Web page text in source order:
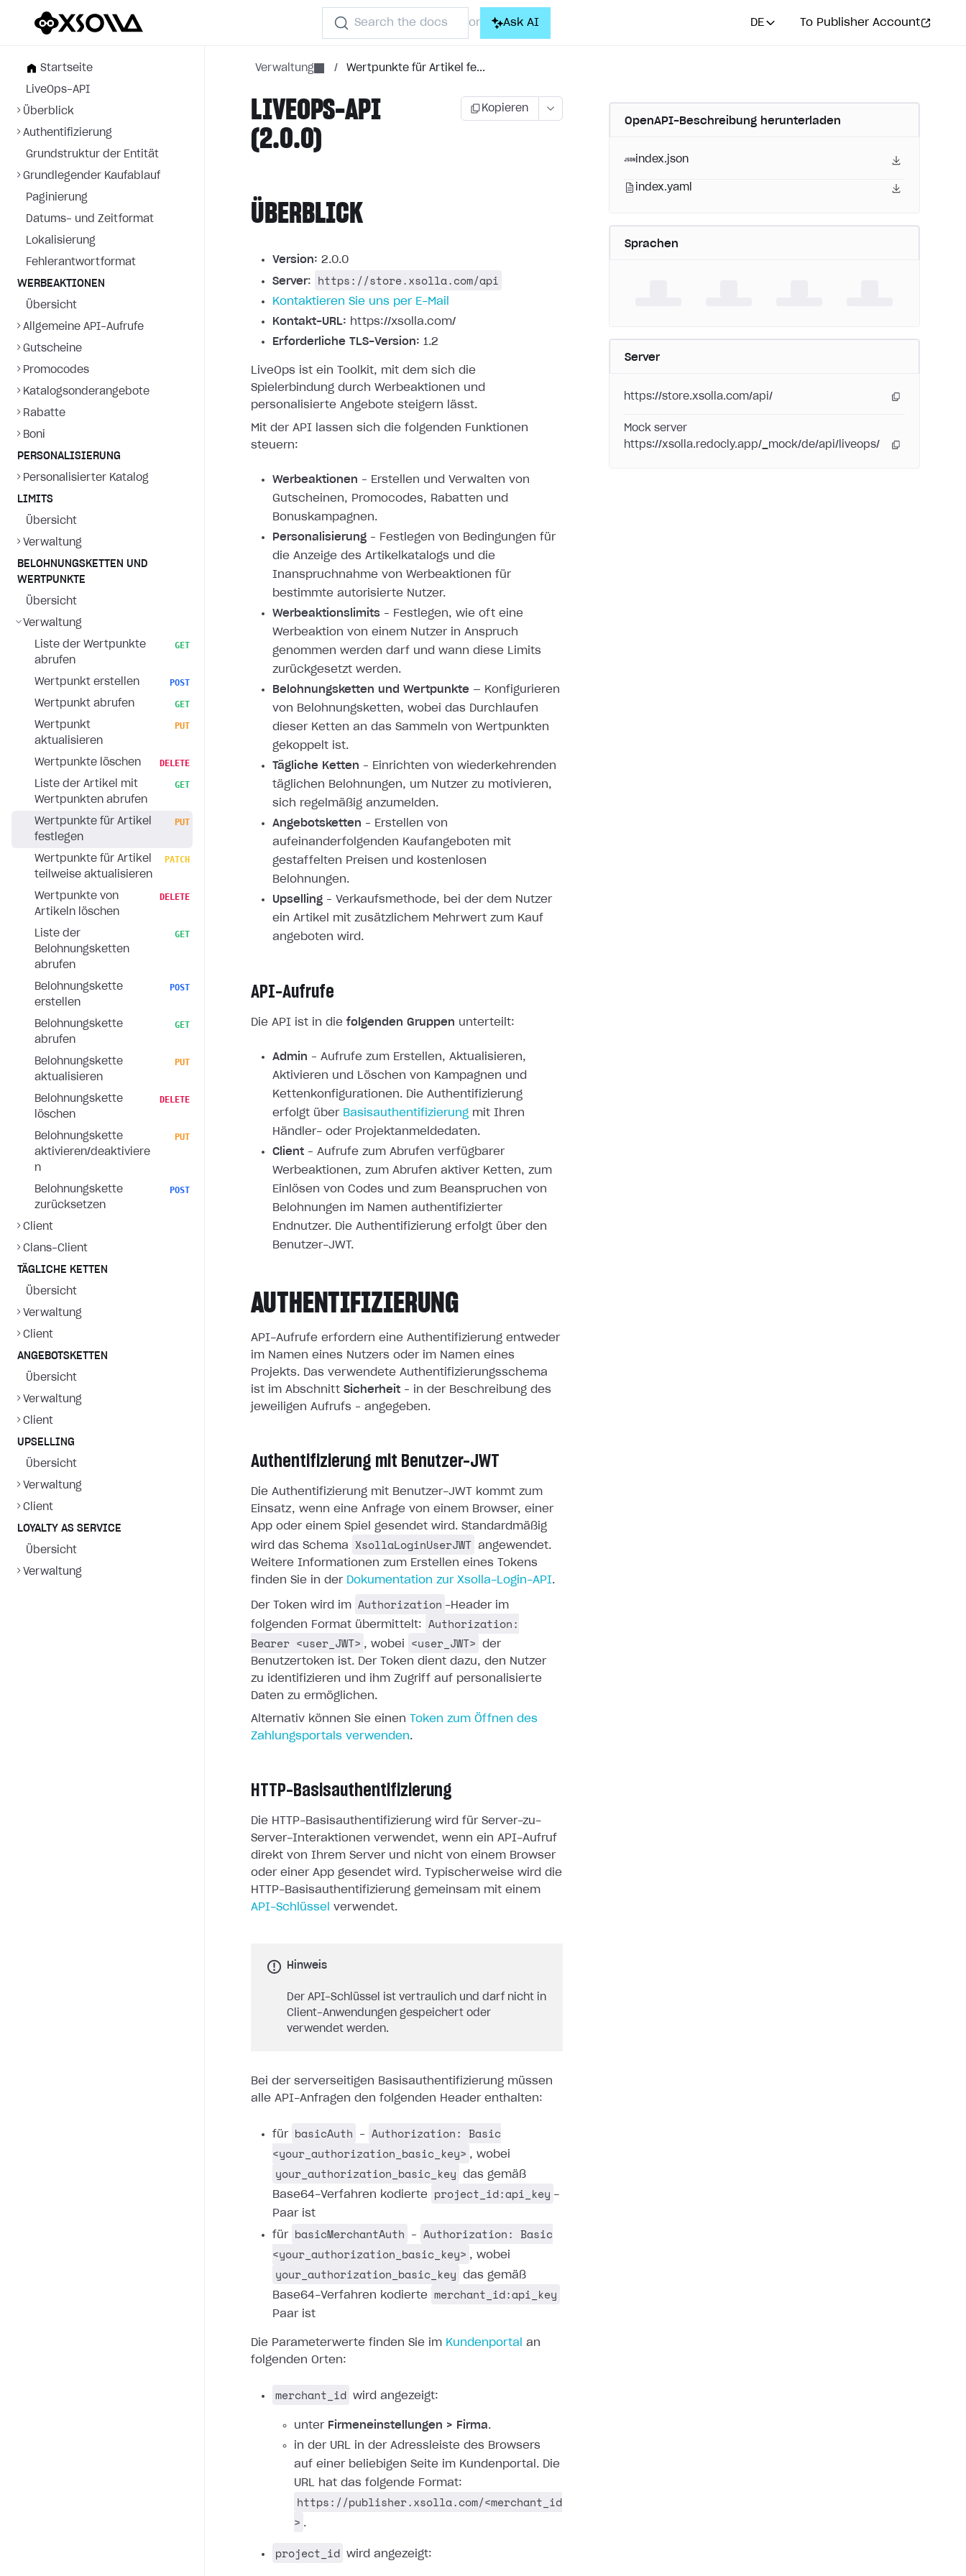
Search the docs or Ask AI DE To Publisher Account
Startseite
LiveOps-API
Überblick
Authentifizierung
Grundstruktur der Entität
Grundlegender Kaufablauf
Paginierung
Datums- und Zeitformat
Lokalisierung
Fehlerantwortformat
WERBEAKTIONEN
Übersicht
Allgemeine API-Aufrufe
Gutscheine
Promocodes
Katalogsonderangebote
Rabatte
Boni
PERSONALISIERUNG
Personalisierter Katalog
LIMITS
Übersicht
Verwaltung
BELOHNUNGSKETTEN UND
WERTPUNKTE
Übersicht
Verwaltung
Liste der Wertpunkte
abrufen
GET
Wertpunkt erstellen POST
Wertpunkt abrufen GET
Wertpunkt
aktualisieren
PUT
Wertpunkte löschen DELETE
Liste der Artikel mit
Wertpunkten abrufen
GET
Wertpunkte für Artikel
festlegen
PUT
Wertpunkte für Artikel
teilweise aktualisieren
PATCH
Wertpunkte von
Artikeln löschen
DELETE
Liste der
Belohnungsketten
abrufen
GET
Belohnungskette
erstellen
POST
Belohnungskette
abrufen
GET
Belohnungskette
aktualisieren
PUT
Belohnungskette
löschen
DELETE
Belohnungskette
aktivieren/deaktiviere
n
PUT
Belohnungskette
zurücksetzen
POST
Client
Clans-Client
TÄGLICHE KETTEN
Übersicht
Verwaltung
Client
ANGEBOTSKETTEN
Übersicht
Verwaltung
Client
UPSELLING
Übersicht
Verwaltung
Client
LOYALTY AS SERVICE
Übersicht
Verwaltung
Verwaltung / Wertpunkte für Artikel fe...
LIVEOPS-API
(2.0.0)
Kopieren
ÜBERBLICK
Version: 2.0.0
Server: https://store.xsolla.com/api
Kontaktieren Sie uns per E-Mail
Kontakt-URL: https://xsolla.com/
Erforderliche TLS-Version: 1.2
LiveOps ist ein Toolkit, mit dem sich die
Spielerbindung durch Werbeaktionen und
personalisierte Angebote steigern lässt.
Mit der API lassen sich die folgenden Funktionen
steuern:
Werbeaktionen – Erstellen und Verwalten von
Gutscheinen, Promocodes, Rabatten und
Bonuskampagnen.
Personalisierung – Festlegen von Bedingungen für
die Anzeige des Artikelkatalogs und die
Inanspruchnahme von Werbeaktionen für
bestimmte autorisierte Nutzer.
Werbeaktionslimits – Festlegen, wie oft eine
Werbeaktion von einem Nutzer in Anspruch
genommen werden darf und wann diese Limits
zurückgesetzt werden.
Belohnungsketten und Wertpunkte — Konfigurieren
von Belohnungsketten, wobei das Durchlaufen
dieser Ketten an das Sammeln von Wertpunkten
gekoppelt ist.
Tägliche Ketten – Einrichten von wiederkehrenden
täglichen Belohnungen, um Nutzer zu motivieren,
sich regelmäßig anzumelden.
Angebotsketten – Erstellen von
aufeinanderfolgenden Kaufangeboten mit
gestaffelten Preisen und kostenlosen
Belohnungen.
Upselling – Verkaufsmethode, bei der dem Nutzer
ein Artikel mit zusätzlichem Mehrwert zum Kauf
angeboten wird.
API-Aufrufe
Die API ist in die folgenden Gruppen unterteilt:
Admin – Aufrufe zum Erstellen, Aktualisieren,
Aktivieren und Löschen von Kampagnen und
Kettenkonfigurationen. Die Authentifizierung
erfolgt über Basisauthentifizierung mit Ihren
Händler- oder Projektanmeldedaten.
Client – Aufrufe zum Abrufen verfügbarer
Werbeaktionen, zum Abrufen aktiver Ketten, zum
Einlösen von Codes und zum Beanspruchen von
Belohnungen im Namen authentifizierter
Endnutzer. Die Authentifizierung erfolgt über den
Benutzer-JWT.
AUTHENTIFIZIERUNG
API-Aufrufe erfordern eine Authentifizierung entweder
im Namen eines Nutzers oder im Namen eines
Projekts. Das verwendete Authentifizierungsschema
ist im Abschnitt Sicherheit – in der Beschreibung des
jeweiligen Aufrufs – angegeben.
Authentifizierung mit Benutzer-JWT
Die Authentifizierung mit Benutzer-JWT kommt zum
Einsatz, wenn eine Anfrage von einem Browser, einer
App oder einem Spiel gesendet wird. Standardmäßig
wird das Schema
XsollaLoginUserJWT angewendet.
Weitere Informationen zum Erstellen eines Tokens
finden Sie in der Dokumentation zur Xsolla-Login-API.
Der Token wird im Authorization -Header im
folgenden Format übermittelt:
Authorization:
Bearer <user_JWT> , wobei <user_JWT>
der
Benutzertoken ist. Der Token dient dazu, den Nutzer
zu identifizieren und ihm Zugriff auf personalisierte
Daten zu ermöglichen.
Alternativ können Sie einen
Token zum Öffnen des
Zahlungsportals verwenden.
HTTP-Basisauthentifizierung
Die HTTP-Basisauthentifizierung wird für Server-zu-
Server-Interaktionen verwendet, wenn ein API-Aufruf
direkt von Ihrem Server und nicht von einem Browser
oder einer App gesendet wird. Typischerweise wird die
HTTP-Basisauthentifizierung gemeinsam mit einem
API-Schlüssel verwendet.
Hinweis
Der API-Schlüssel ist vertraulich und darf nicht in
Client-Anwendungen gespeichert oder
verwendet werden.
Bei der serverseitigen Basisauthentifizierung müssen
alle API-Anfragen den folgenden Header enthalten:
für basicAuth –
Authorization: Basic
<your_authorization_basic_key> , wobei
your_authorization_basic_key
das gemäß
Base64-Verfahren kodierte
project_id:api_key -
Paar ist
für basicMerchantAuth –
Authorization: Basic
<your_authorization_basic_key> , wobei
your_authorization_basic_key
das gemäß
Base64-Verfahren kodierte merchant_id:api_key
Paar ist
Die Parameterwerte finden Sie im Kundenportal
an
folgenden Orten:
merchant_id wird angezeigt:
unter Firmeneinstellungen > Firma.
in der URL in der Adressleiste des Browsers
auf einer beliebigen Seite im Kundenportal. Die
URL hat das folgende Format:
https://publisher.xsolla.com/<merchant_id
> .
project_id wird angezeigt:
OpenAPI-Beschreibung herunterladen
index.json
index.yaml
Sprachen
Server
https://store.xsolla.com/api/
Mock server
https://xsolla.redocly.app/_mock/de/api/liveops/